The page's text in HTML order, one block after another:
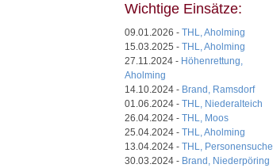
Wichtige Einsätze:
09.01.2026 - THL, Aholming
15.03.2025 - THL, Aholming
27.11.2024 - Höhenrettung,
Aholming
14.10.2024 - Brand, Ramsdorf
01.06.2024 - THL, Niederalteich
26.04.2024 - THL, Moos
25.04.2024 - THL, Aholming
13.04.2024 - THL, Personensuche
30.03.2024 - Brand, Niederpöring